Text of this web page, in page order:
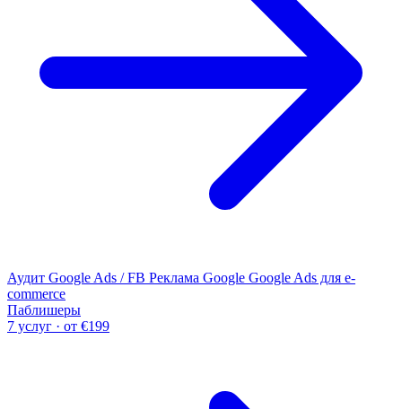
Аудит Google Ads / FB Реклама Google Google Ads для e-
commerce
Паблишеры
7 услуг · от €199